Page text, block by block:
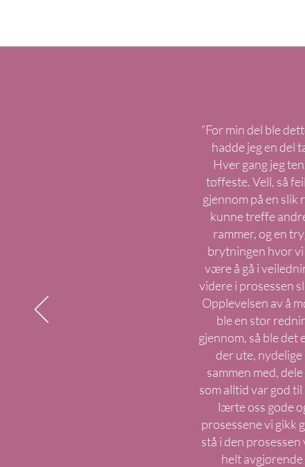
“For min del ble
hadde jeg en del
Hver gang jeg
tøffeste. Vell, så
gjennom på en slik
kunne treffe
rammer, og en
brytningen hvor vi
være å gå i
videre i prosessen
Opplevelsen av å
ble en stor
gjennom, så ble det
der ute,
sammen med,
som alltid var god til
lærte oss gode
prosessene vi gikk
stå i den
helt